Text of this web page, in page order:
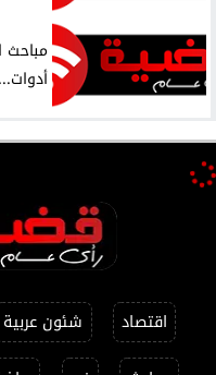
مباحث
أدوات...
اقتصاد شئون عربية